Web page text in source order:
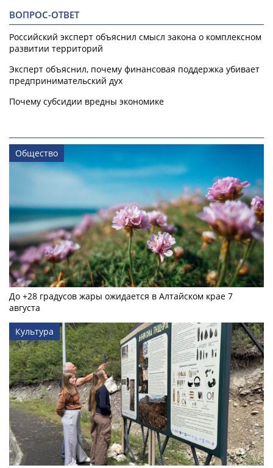
ВОПРОС-ОТВЕТ
Российский эксперт объяснил смысл закона о комплексном
развитии территорий
Эксперт объяснил, почему финансовая поддержка убивает
предпринимательский дух
Почему субсидии вредны экономике
Общество
До +28 градусов жары ожидается в Алтайском крае 7
августа
Культура